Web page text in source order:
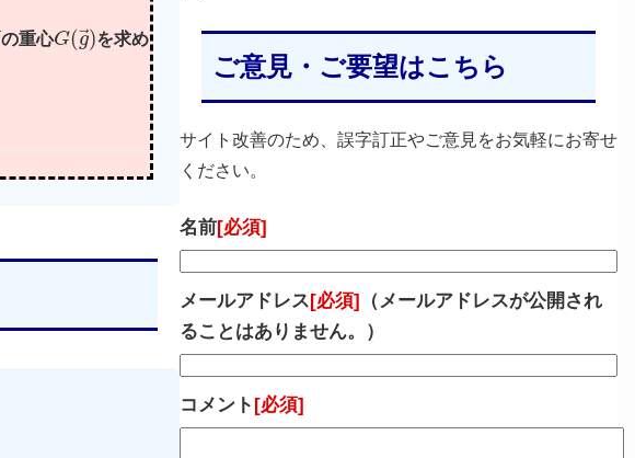
の重心
G(g→
を求め
ご意見・ご要望はこちら
サイト改善のため、誤字訂正やご意見をお気軽にお寄せ
ください。
名前[必須]
メールアドレス [必須]
（メールアドレスが公開され
ることはありません。）
コメント [必須]